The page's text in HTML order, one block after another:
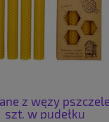
z węzy
szt. w pudełku